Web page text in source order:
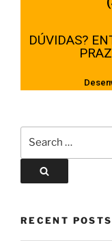
DÚVIDAS?
RECENT POSTS